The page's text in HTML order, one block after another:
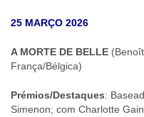
25 MARÇO 2026
A MORTE DE BELLE
França/Bélgica)
Prémios/Destaques:
Simenon; com Charlotte